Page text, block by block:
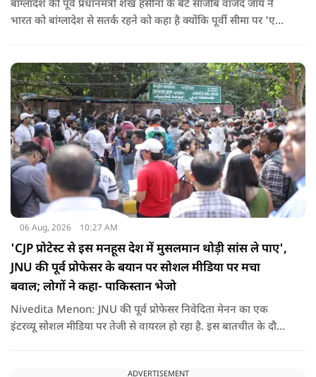
बांग्लादेश की पूर्व प्रधानमंत्री शेख हसीना के बेटे साजीब वाजेद जॉय ने
भारत को बांग्लादेश से सतर्क रहने को कहा है क्योंकि पूर्वी सीमा पर 'एक
होना चाहिए.
06 Aug, 2026 10:27 AM
'CJP प्रोटेस्ट से इस मनहूस देश में मुसलमान थोड़ी सांस ले पाए',
JNU की पूर्व प्रोफेसर के बयान पर सोशल मीडिया पर मचा
बवाल; लोगों ने कहा- पाकिस्तान भेजो
Nivedita Menon: JNU की पूर्व प्रोफेसर निवेदिता मेनन का एक
इंटरव्यू सोशल मीडिया पर तेजी से वायरल हो रहा है. इस बातचीत के दौरान
ADVERTISEMENT